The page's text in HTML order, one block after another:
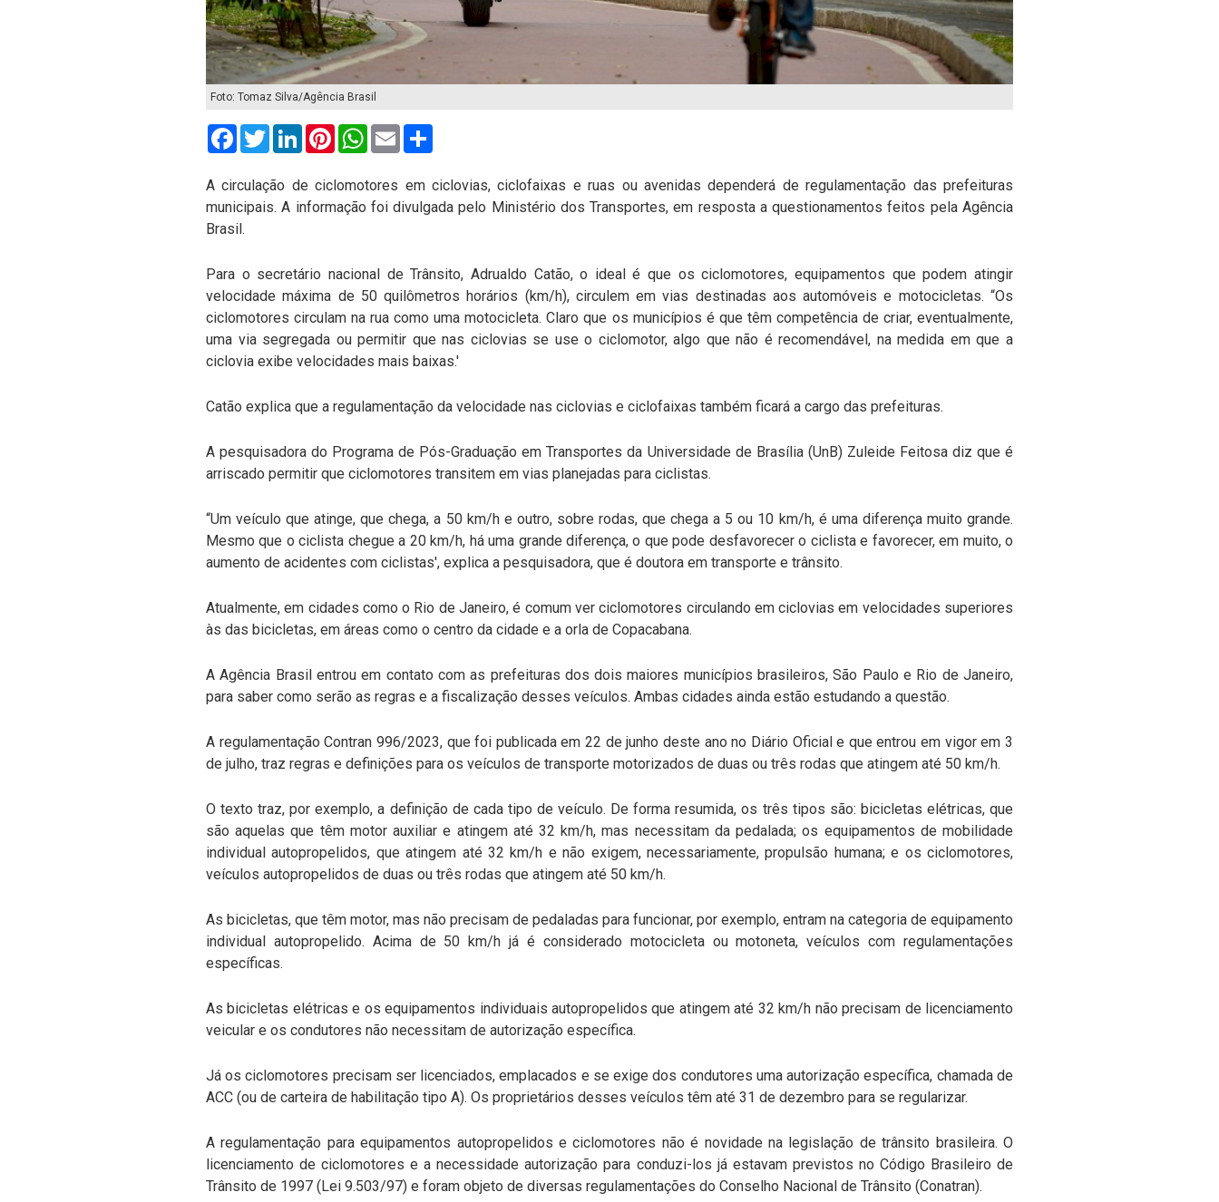
Foto: Tomaz Silva/Agência Brasil
FacebookTwitterLinkedInPinterestWhatsApp
Email
A circulação de ciclomotores em ciclovias, ciclofaixas e ruas ou avenidas dependerá de regulamentação das prefeituras
municipais. A informação foi divulgada pelo Ministério dos Transportes, em resposta a questionamentos feitos pela Agência
Brasil.
Para o secretário nacional de Trânsito, Adrualdo Catão, o ideal é que os ciclomotores, equipamentos que podem atingir
velocidade máxima de 50 quilômetros horários (km/h), circulem em vias destinadas aos automóveis e motocicletas. “Os
ciclomotores circulam na rua como uma motocicleta. Claro que os municípios é que têm competência de criar, eventualmente,
uma via segregada ou permitir que nas ciclovias se use o ciclomotor, algo que não é recomendável, na medida em que a
ciclovia exibe velocidades mais baixas.'
Catão explica que a regulamentação da velocidade nas ciclovias e ciclofaixas também ficará a cargo das prefeituras.
A pesquisadora do Programa de Pós-Graduação em Transportes da Universidade de Brasília (UnB) Zuleide Feitosa diz que é
arriscado permitir que ciclomotores transitem em vias planejadas para ciclistas.
“Um veículo que atinge, que chega, a 50 km/h e outro, sobre rodas, que chega a 5 ou 10 km/h, é uma diferença muito grande.
Mesmo que o ciclista chegue a 20 km/h, há uma grande diferença, o que pode desfavorecer o ciclista e favorecer, em muito, o
aumento de acidentes com ciclistas', explica a pesquisadora, que é doutora em transporte e trânsito.
Atualmente, em cidades como o Rio de Janeiro, é comum ver ciclomotores circulando em ciclovias em velocidades superiores
às das bicicletas, em áreas como o centro da cidade e a orla de Copacabana.
A Agência Brasil entrou em contato com as prefeituras dos dois maiores municípios brasileiros, São Paulo e Rio de Janeiro,
para saber como serão as regras e a fiscalização desses veículos. Ambas cidades ainda estão estudando a questão.
A regulamentação Contran 996/2023, que foi publicada em 22 de junho deste ano no Diário Oficial e que entrou em vigor em 3
de julho, traz regras e definições para os veículos de transporte motorizados de duas ou três rodas que atingem até 50 km/h.
O texto traz, por exemplo, a definição de cada tipo de veículo. De forma resumida, os três tipos são: bicicletas elétricas, que
são aquelas que têm motor auxiliar e atingem até 32 km/h, mas necessitam da pedalada; os equipamentos de mobilidade
individual autopropelidos, que atingem até 32 km/h e não exigem, necessariamente, propulsão humana; e os ciclomotores,
veículos autopropelidos de duas ou três rodas que atingem até 50 km/h.
As bicicletas, que têm motor, mas não precisam de pedaladas para funcionar, por exemplo, entram na categoria de equipamento
individual autopropelido. Acima de 50 km/h já é considerado motocicleta ou motoneta, veículos com regulamentações
específicas.
As bicicletas elétricas e os equipamentos individuais autopropelidos que atingem até 32 km/h não precisam de licenciamento
veicular e os condutores não necessitam de autorização específica.
Já os ciclomotores precisam ser licenciados, emplacados e se exige dos condutores uma autorização específica, chamada de
ACC (ou de carteira de habilitação tipo A). Os proprietários desses veículos têm até 31 de dezembro para se regularizar.
A regulamentação para equipamentos autopropelidos e ciclomotores não é novidade na legislação de trânsito brasileira. O
licenciamento de ciclomotores e a necessidade autorização para conduzi-los já estavam previstos no Código Brasileiro de
Trânsito de 1997 (Lei 9.503/97) e foram objeto de diversas regulamentações do Conselho Nacional de Trânsito (Conatran).